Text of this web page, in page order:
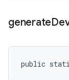
generate
public